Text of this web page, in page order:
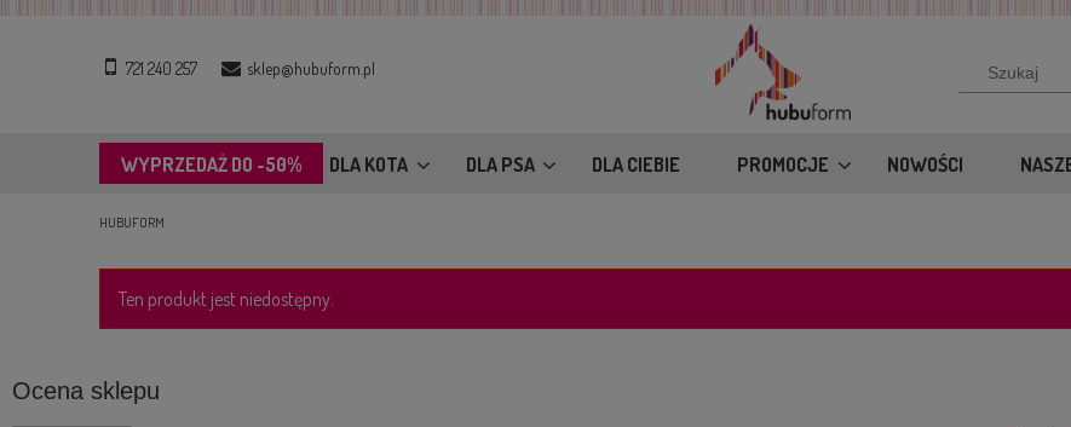
721 240 257 sklep@hubuform.pl
WYPRZEDAŻ DO -50% DLA KOTA DLA PSA DLA CIEBIE PROMOCJE NOWOŚCI
HUBUFORM
Ten produkt jest niedostępny.
Ocena sklepu